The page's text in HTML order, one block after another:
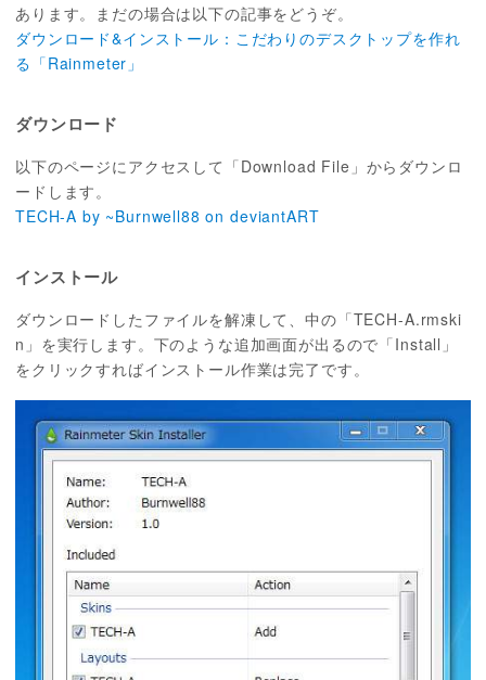
あります。まだの場合は以下の記事をどうぞ。
ダウンロード&インストール：こだわりのデスクトップを作れ
る「Rainmeter」
ダウンロード
以下のページにアクセスして「Download File」からダウンロ
ードします。
TECH-A by ~Burnwell88 on deviantART
インストール
ダウンロードしたファイルを解凍して、中の「TECH-A.rmski
n」を実行します。下のような追加画面が出るので「Install」
をクリックすればインストール作業は完了です。